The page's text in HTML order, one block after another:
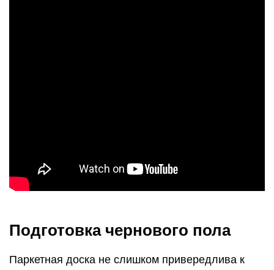
Подготовка чернового пола
Паркетная доска не слишком привередлива к